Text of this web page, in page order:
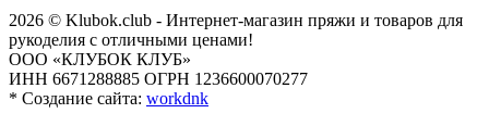
2026 © Klubok.club - Интернет-магазин пряжи и товаров для
рукоделия с отличными ценами!
ООО «КЛУБОК КЛУБ»
ИНН 6671288885 ОГРН 1236600070277
* Создание сайта: workdnk